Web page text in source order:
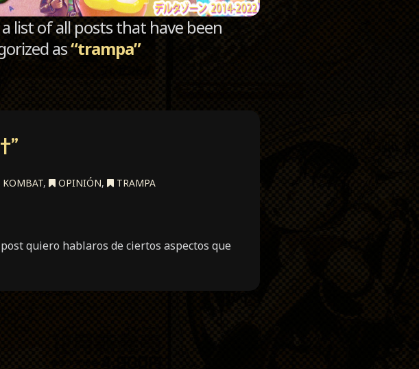
list of all posts that have been
as“trampa”
KOMBAT, OPINIÓN, TRAMPA
quiero hablaros de ciertos aspectos que